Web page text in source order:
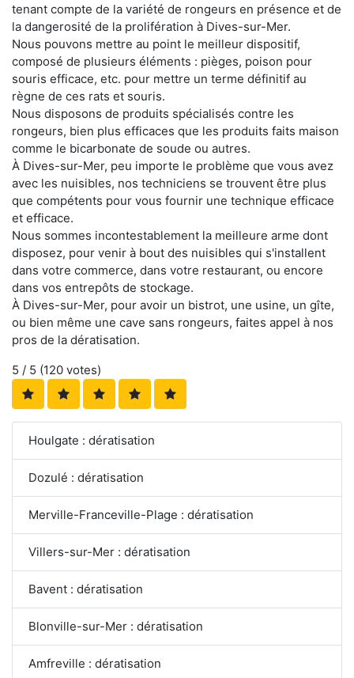
tenant compte de la variété de rongeurs en présence et de
la dangerosité de la prolifération à Dives-sur-Mer.
Nous pouvons mettre au point le meilleur dispositif,
composé de plusieurs éléments : pièges, poison pour
souris efficace, etc. pour mettre un terme définitif au
règne de ces rats et souris.
Nous disposons de produits spécialisés contre les
rongeurs, bien plus efficaces que les produits faits maison
comme le bicarbonate de soude ou autres.
À Dives-sur-Mer, peu importe le problème que vous avez
avec les nuisibles, nos techniciens se trouvent être plus
que compétents pour vous fournir une technique efficace
et efficace.
Nous sommes incontestablement la meilleure arme dont
disposez, pour venir à bout des nuisibles qui s'installent
dans votre commerce, dans votre restaurant, ou encore
dans vos entrepôts de stockage.
À Dives-sur-Mer, pour avoir un bistrot, une usine, un gîte,
ou bien même une cave sans rongeurs, faites appel à nos
pros de la dératisation.
5 / 5 (120 votes)
Houlgate : dératisation
Dozulé : dératisation
Merville-Franceville-Plage : dératisation
Villers-sur-Mer : dératisation
Bavent : dératisation
Blonville-sur-Mer : dératisation
Amfreville : dératisation